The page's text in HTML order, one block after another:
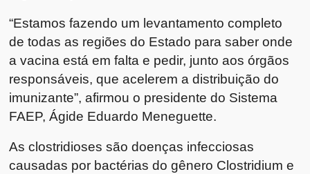
“Estamos fazendo um levantamento completo
de todas as regiões do Estado para saber onde
a vacina está em falta e pedir, junto aos órgãos
responsáveis, que acelerem a distribuição do
imunizante”, afirmou o presidente do Sistema
FAEP, Ágide Eduardo Meneguette.
As clostridioses são doenças infecciosas
causadas por bactérias do gênero Clostridium e